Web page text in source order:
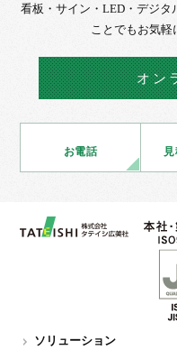
看板・サイン・LED・デジタ
ことでもお気軽
オン
お電話
ソリューション